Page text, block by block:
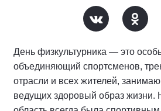
День физкультурника — это
объединяющий спортсменов,
отрасли и всех жителей,
ведущих здоровый образ жизни.